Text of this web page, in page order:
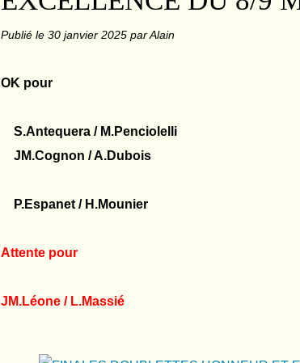
Publié le 30 janvier 2025 par Alain
OK pour
S.Antequera / M.Penciolelli
JM.Cognon / A.Dubois
P.Espanet / H.Mounier
Attente pour
JM.Léone / L.Massié